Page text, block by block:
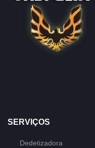
SERVIÇOS
Dedetizadora